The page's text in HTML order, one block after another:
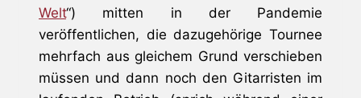
Welt“) mitten in der Pandemie
veröffentlichen, die dazugehörige Tournee
mehrfach aus gleichem Grund verschieben
müssen und dann noch den Gitarristen im